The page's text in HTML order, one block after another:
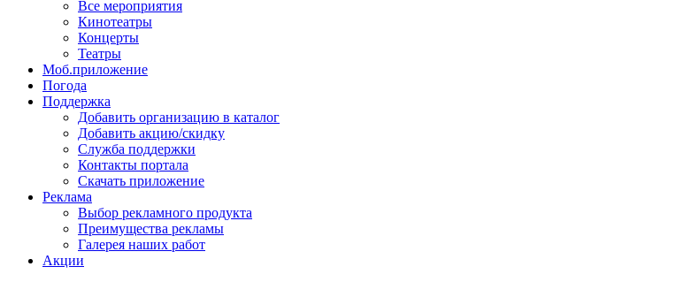
Все мероприятия
Кинотеатры
Концерты
Театры
Моб.приложение
Погода
Поддержка
Добавить организацию в каталог
Добавить акцию/скидку
Служба поддержки
Контакты портала
Скачать приложение
Реклама
Выбор рекламного продукта
Преимущества рекламы
Галерея наших работ
Акции